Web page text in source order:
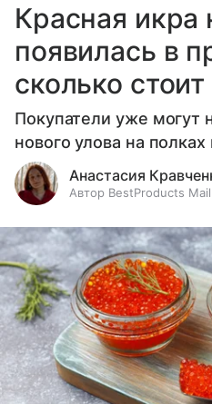
Красная икра
появилась в
сколько
Покупатели уже могут
нового улова на полках
Анастасия
Автор BestProducts Mail